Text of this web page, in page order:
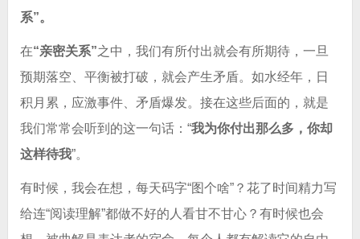
系”。
在“亲密关系”之中，我们有所付出就会有所期待，一旦
预期落空、平衡被打破，就会产生矛盾。如水经年，日
积月累，应激事件、矛盾爆发。接在这些后面的，就是
我们常常会听到的这一句话：“我为你付出那么多，你却
这样待我”。
有时候，我会在想，每天码字“图个啥”？花了时间精力写
给连“阅读理解”都做不好的人看甘不甘心？有时候也会